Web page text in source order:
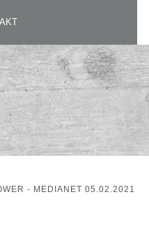
- MEDIANET 05.02.2021